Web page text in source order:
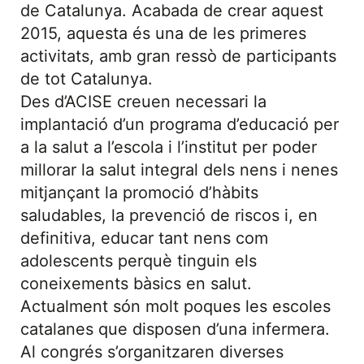
de Catalunya. Acabada de crear aquest
2015, aquesta és una de les primeres
activitats, amb gran ressò de participants
de tot Catalunya.
Des d’ACISE creuen necessari la
implantació d’un programa d’educació per
a la salut a l’escola i l’institut per poder
millorar la salut integral dels nens i nenes
mitjançant la promoció d’hàbits
saludables, la prevenció de riscos i, en
definitiva, educar tant nens com
adolescents perquè tinguin els
coneixements bàsics en salut.
Actualment són molt poques les escoles
catalanes que disposen d’una infermera.
Al congrés s’organitzaren diverses